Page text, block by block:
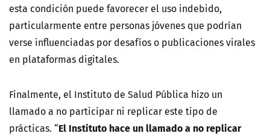
esta condición puede favorecer el uso indebido,
particularmente entre personas jóvenes que podrían
verse influenciadas por desafíos o publicaciones virales
en plataformas digitales.
Finalmente, el Instituto de Salud Pública hizo un
llamado a no participar ni replicar este tipo de
prácticas. “El Instituto hace un llamado a no replicar